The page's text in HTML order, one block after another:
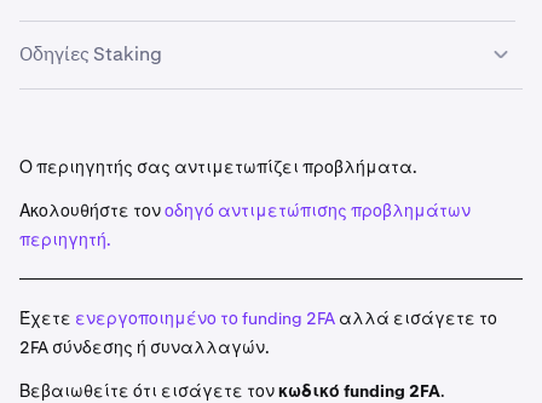
Οδηγίες Staking
αριστερή πλαϊνή γραμμή.
2
Επιλέξτε το περιουσιακό στοιχείο που θέλετε να
στοιχείων. Ή μπορείτε να κάνετε κλικ στο κουμπί
Stakeκαι να χρησιμοποιήσετε τη λειτουργία
αναζήτησης.
3
Εισαγάγετε το ποσό του περιουσιακού στοιχείου που
Ο περιηγητής σας αντιμετωπίζει προβλήματα.
Ακολουθήστε τονοδηγό αντιμετώπισης προβλημάτων
περιηγητή.
Έχετε ενεργοποιημένο το funding 2FA αλλά εισάγετε το
2FA σύνδεσης ή συναλλαγών.
Βεβαιωθείτε ότι εισάγετε τονκωδικό funding 2FA.